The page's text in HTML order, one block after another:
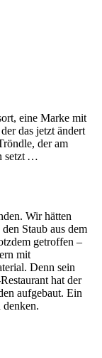
eine Marke mit
das jetzt ändert
der am
setzt …
Wir hätten
Staub aus dem
getroffen –
mit
Denn sein
hat der
aufgebaut. Ein
denken.